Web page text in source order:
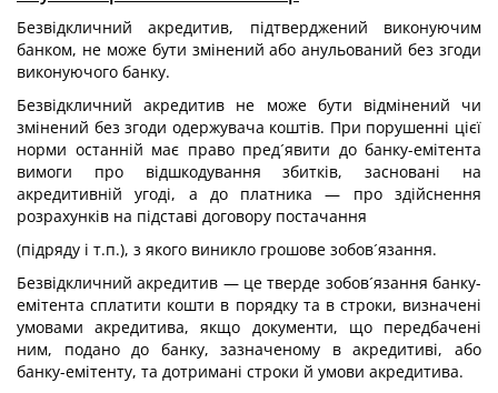
Безвідкличний акредитив, підтверджений виконуючим
банком, не може бути змінений або анульований без згоди
виконуючого банку.
Безвідкличний акредитив не може бути відмінений чи
змінений без згоди одержувача коштів. При порушенні цієї
норми останній має право пред´явити до банку-емітента
вимоги про відшкодування збитків, засновані на
акредитивній угоді, а до платника — про здійснення
розрахунків на підставі договору постачання
(підряду і т.п.), з якого виникло грошове зобов´язання.
Безвідкличний акредитив — це тверде зобов´язання банку-
емітента сплатити кошти в порядку та в строки, визначені
умовами акредитива, якщо документи, що передбачені
ним, подано до банку, зазначеному в акредитиві, або
банку-емітенту, та дотримані строки й умови акредитива.